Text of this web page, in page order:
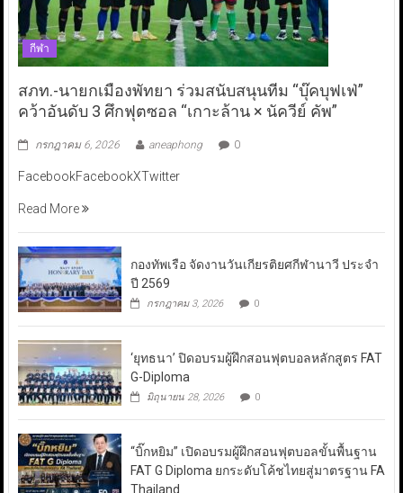
กีฬา
สภท.-นายกเมืองพัทยา ร่วมสนับสนุนทีม “บุ๊คบุฟเฟ่”
คว้าอันดับ 3 ศึกฟุตซอล “เกาะล้าน × นัควีย์ คัพ”
กรกฎาคม 6, 2026 aneaphong 0
FacebookFacebookXTwitter
Read More
กองทัพเรือ จัดงานวันเกียรติยศกีฬานาวี ประจำ
ปี 2569
กรกฎาคม 3, 2026 0
‘ยุทธนา’ ปิดอบรมผู้ฝึกสอนฟุตบอลหลักสูตร FAT
G-Diploma
มิถุนายน 28, 2026 0
“บิ๊กหยิม” เปิดอบรมผู้ฝึกสอนฟุตบอลขั้นพื้นฐาน
FAT G Diploma ยกระดับโค้ชไทยสู่มาตรฐาน FA
Thailand